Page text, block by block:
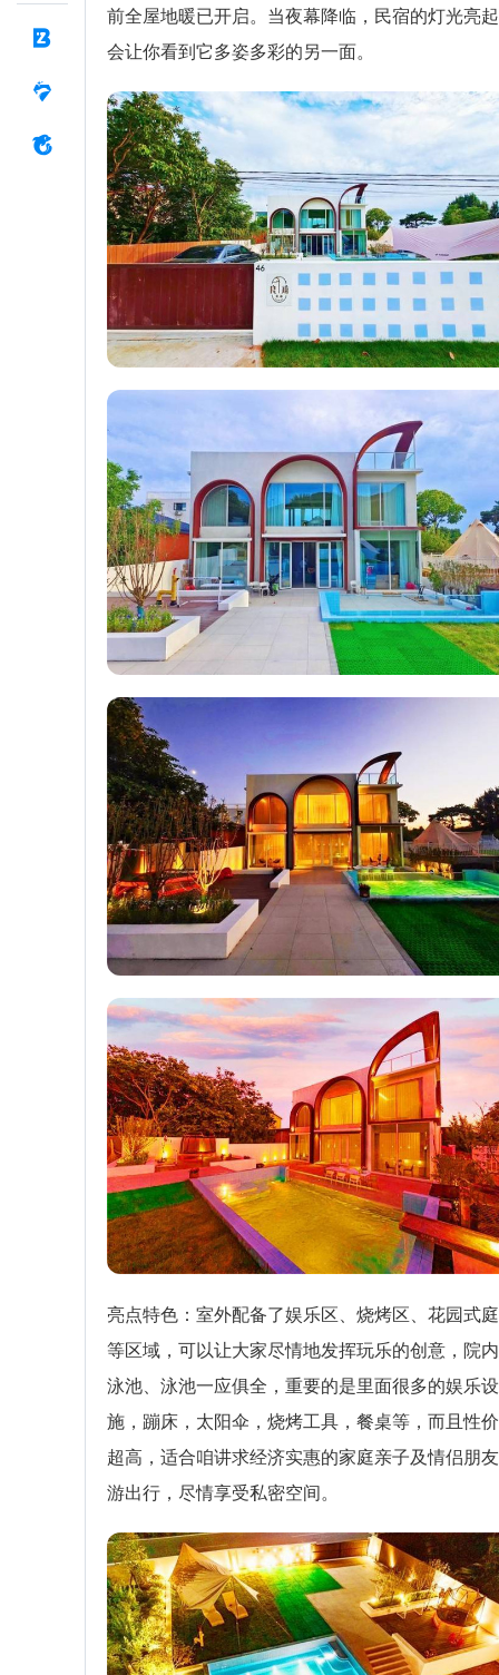
前全屋地暖已开启。当夜幕降临，民宿的灯光亮
会让你看到它多姿多彩的另一面。
亮点特色：室外配备了娱乐区、烧烤区、花园式
等区域，可以让大家尽情地发挥玩乐的创意，院
泳池、泳池一应俱全，重要的是里面很多的娱乐设
施，蹦床，太阳伞，烧烤工具，餐桌等，而且性
超高，适合咱讲求经济实惠的家庭亲子及情侣朋
游出行，尽情享受私密空间。